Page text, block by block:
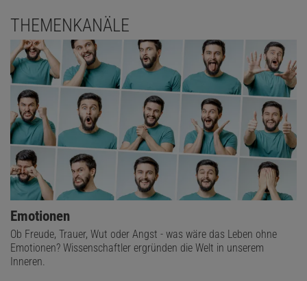
THEMENKANÄLE
Emotionen
Ob Freude, Trauer, Wut oder Angst - was wäre das Leben ohne
Emotionen? Wissenschaftler ergründen die Welt in unserem
Inneren.